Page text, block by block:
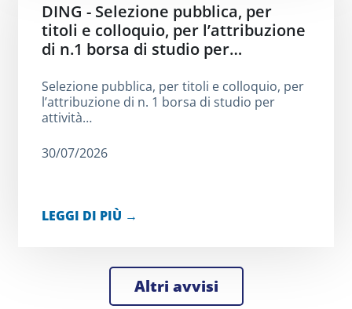
DING - Selezione pubblica, per
titoli e colloquio, per l’attribuzione
di n.1 borsa di studio per…
Selezione pubblica, per titoli e colloquio, per
l’attribuzione di n. 1 borsa di studio per
attività…
30/07/2026
LEGGI DI PIÙ →
Altri avvisi